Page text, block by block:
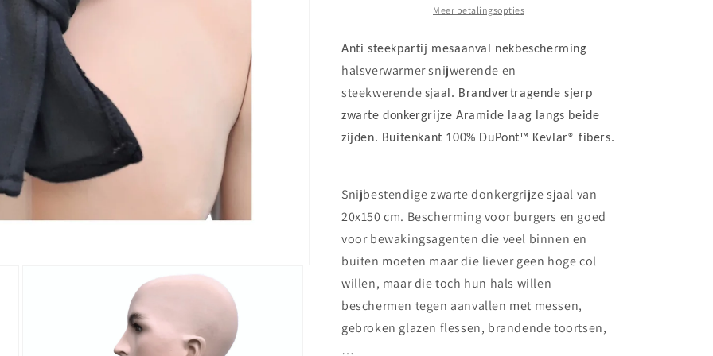
brandvertragende
ACA
brandvertragende
ACA
Meer betalingsopties
Anti steekpartij mesaanval nekbescherming
halsverwarmer snijwerende en
steekwerende sjaal. Brandvertragende sjerp
zwarte donkergrijze Aramide laag langs beide
zijden. Buitenkant 100% DuPont™ Kevlar® fibers.
Snijbestendige zwarte donkergrijze sjaal van
20x150 cm. Bescherming voor burgers en goed
voor bewakingsagenten die veel binnen en
buiten moeten maar die liever geen hoge col
willen, maar die toch hun hals willen
beschermen tegen aanvallen met messen,
gebroken glazen flessen, brandende toortsen,
…